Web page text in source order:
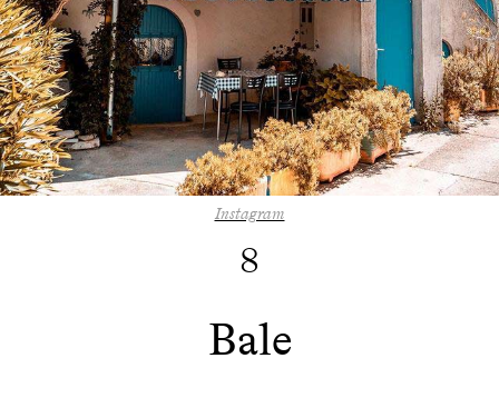
Instagram
8
Bale